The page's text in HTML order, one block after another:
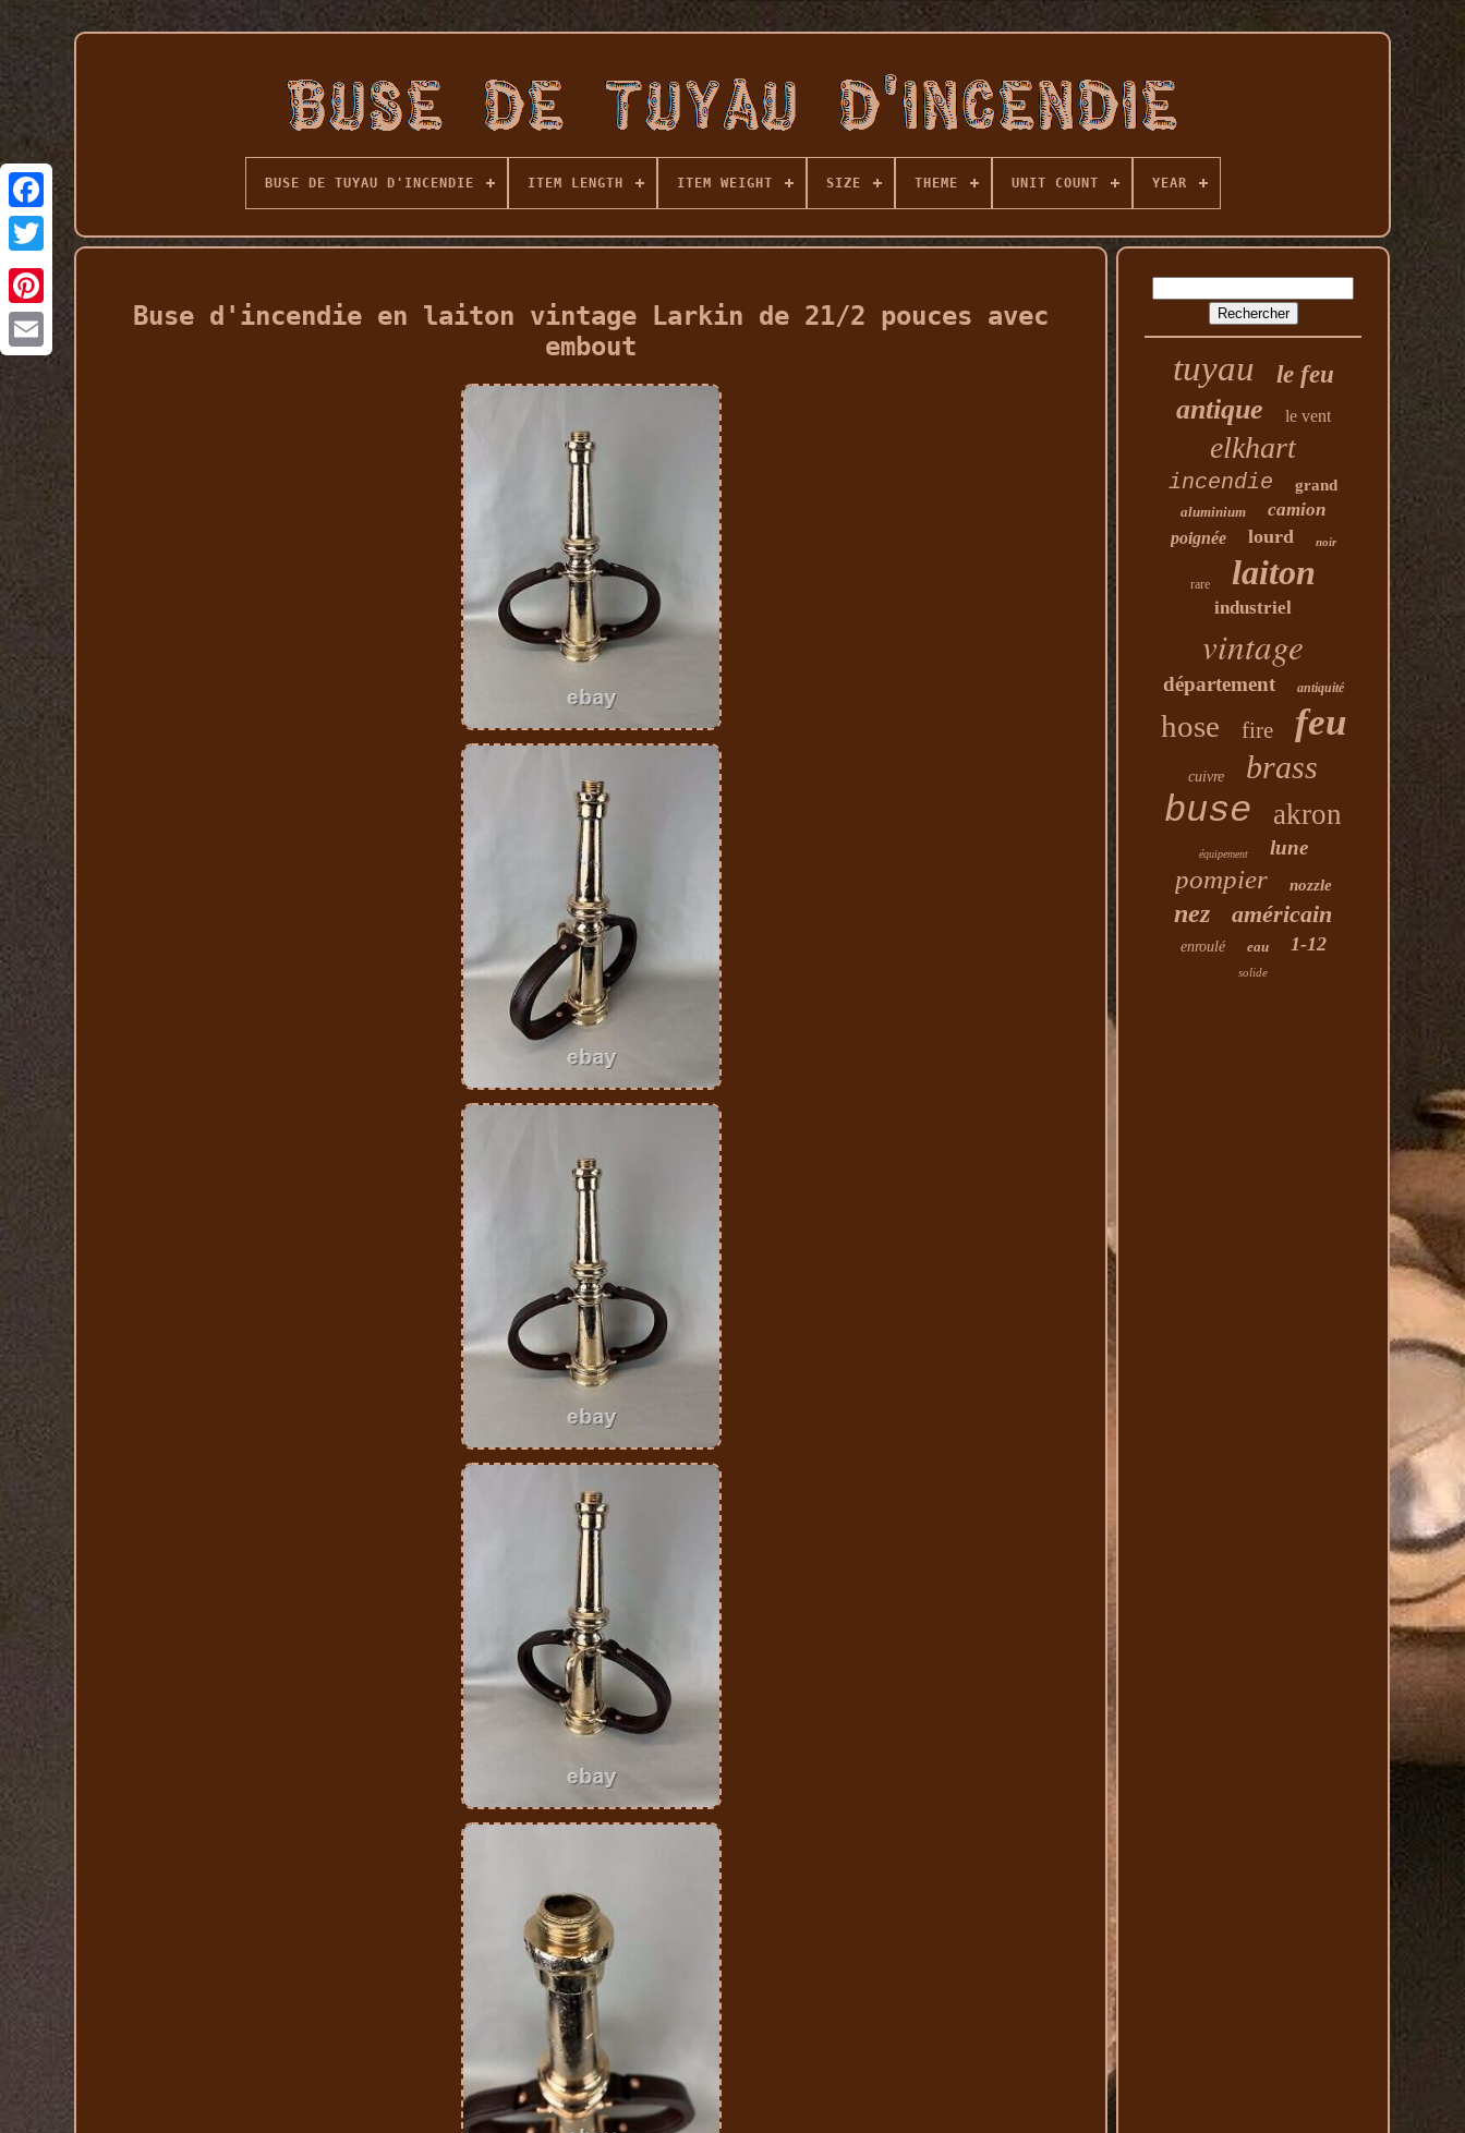
BUSE DE TUYAU D'INCENDIE ITEM LENGTH ITEM WEIGHT SIZE THEME UNIT COUNT YEAR
Buse d'incendie en laiton vintage Larkin de 21/2 pouces avec
embout
tuyau le feu
antique le vent
elkhart
incendie grand
aluminium camion
poignée lourd noir
rare laiton
industriel
vintage
département antiquité
hose fire feu
cuivre brass
buse akron
équipement lune
pompier nozzle
nez américain
enroulé eau 1-12
solide